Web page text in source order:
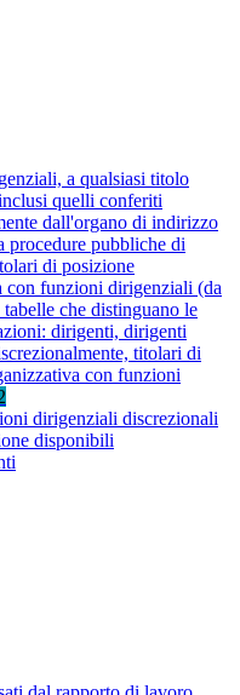
a qualsiasi titolo
quelli conferiti
dall'organo di indirizzo
procedure pubbliche di
di posizione
con funzioni dirigenziali (da
che distinguano le
dirigenti, dirigenti
titolari di
con funzioni
dirigenziali discrezionali
disponibili